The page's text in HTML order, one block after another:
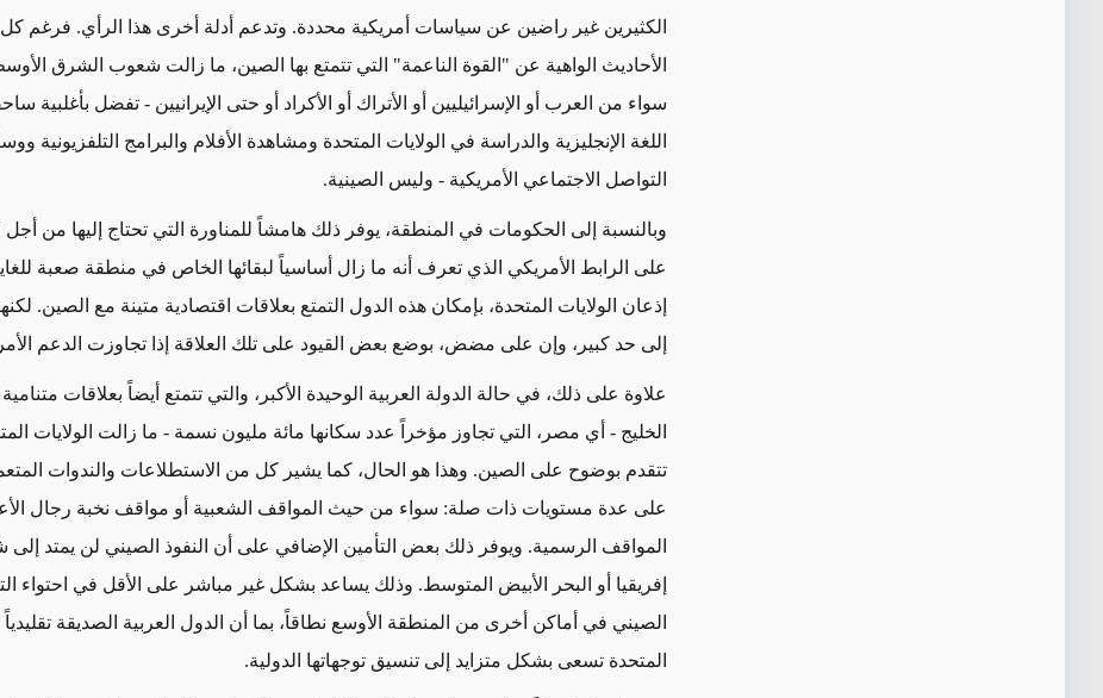
الكثيرين غير راضين عن سياسات أمريكية محددة. وتدعم أدلة أخرى هذا الرأي. فرغم كل
الأحاديث الواهية عن "القوة الناعمة" التي تتمتع بها الصين، ما زالت شعوب الشرق
سواء من العرب أو الإسرائيليين أو الأتراك أو الأكراد أو حتى الإيرانيين - تفضل بأغلبية
اللغة الإنجليزية والدراسة في الولايات المتحدة ومشاهدة الأفلام والبرامج التلفزيونية
التواصل الاجتماعي الأمريكية - وليس الصينية.
وبالنسبة إلى الحكومات في المنطقة، يوفر ذلك هامشاً للمناورة التي تحتاج إليها من
على الرابط الأمريكي الذي تعرف أنه ما زال أساسياً لبقائها الخاص في منطقة صعبة
إذعان الولايات المتحدة، بإمكان هذه الدول التمتع بعلاقات اقتصادية متينة مع الصين.
إلى حد كبير، وإن على مضض، بوضع بعض القيود على تلك العلاقة إذا تجاوزت الدعم
علاوة على ذلك، في حالة الدولة العربية الوحيدة الأكبر، والتي تتمتع أيضاً بعلاقات
الخليج - أي مصر، التي تجاوز مؤخراً عدد سكانها مائة مليون نسمة - ما زالت الولايات
تتقدم بوضوح على الصين. وهذا هو الحال، كما يشير كل من الاستطلاعات والندوات
على عدة مستويات ذات صلة: سواء من حيث المواقف الشعبية أو مواقف نخبة رجال
المواقف الرسمية. ويوفر ذلك بعض التأمين الإضافي على أن النفوذ الصيني لن يمتد إلى
إفريقيا أو البحر الأبيض المتوسط. وذلك يساعد بشكل غير مباشر على الأقل في احتواء
الصيني في أماكن أخرى من المنطقة الأوسع نطاقاً، بما أن الدول العربية الصديقة تقليدياً
المتحدة تسعى بشكل متزايد إلى تنسيق توجهاتها الدولية.